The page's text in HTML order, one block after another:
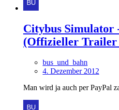
Citybus Simulator
(Offizieller Trailer
bus_und_bahn
4. Dezember 2012
Man wird ja auch per PayPal